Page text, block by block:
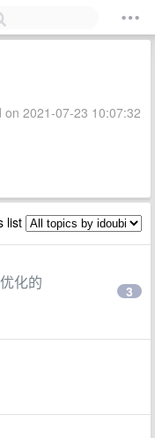
2021-07-23 10:07:32
list
化的
3